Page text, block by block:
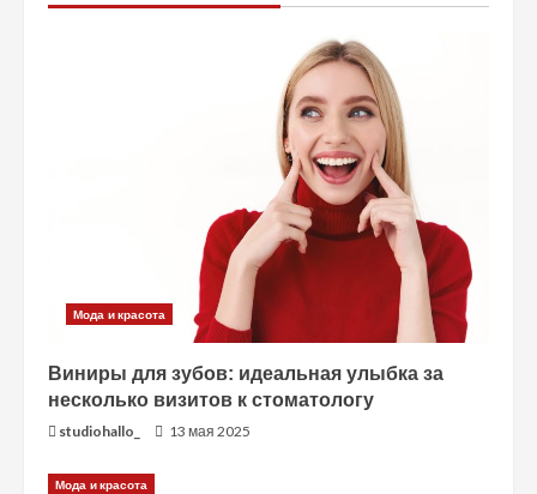
ь
е Мода и красота
Виниры для зубов: идеальная улыбка за
несколько визитов к стоматологу
studiohallo_ 13 мая 2025
Мода и красота